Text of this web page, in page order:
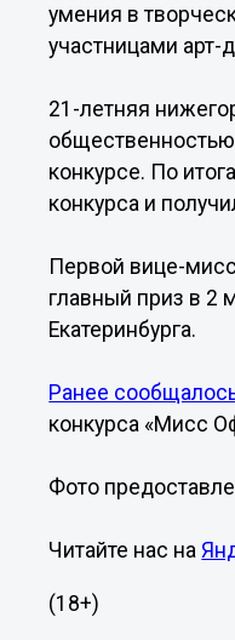
умения в
участницами арт-
21-летняя
конкурсе. По
конкурса и
Первой вице-
главный приз в 2
Екатеринбурга.
Ранее
конкурса «Мисс
Фото
Читайте нас на
(18+)